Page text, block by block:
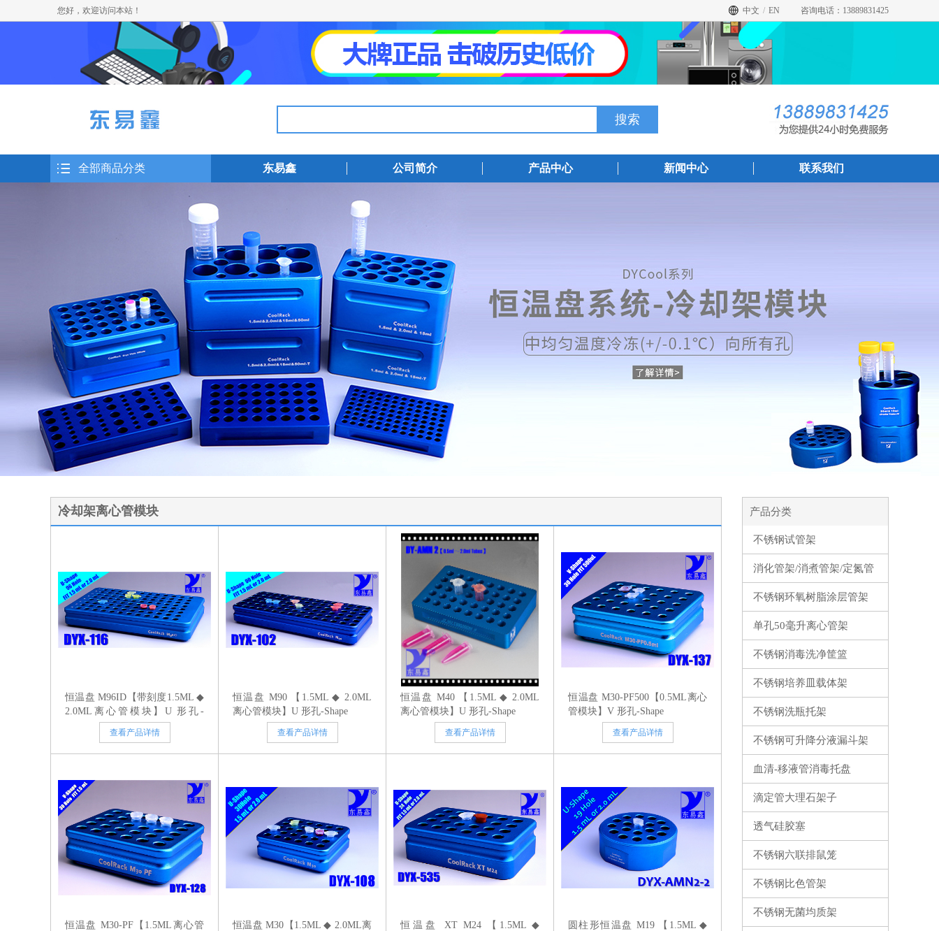
您好，欢迎访问本站！ 中文 / EN 咨询电话：13889831425
全部商品分类 东易鑫 公司简介 产品中心 新闻中心 联系我们
冷却架离心管模块
恒温盘 M96ID【带刻度1.5ML ◆
2.0ML离心管模块】U 形孔-
查看产品详情
恒温盘 M90 【1.5ML ◆ 2.0ML
离心管模块】U 形孔-Shape
查看产品详情
恒温盘 M40 【1.5ML ◆ 2.0ML
离心管模块】U 形孔-Shape
查看产品详情
恒温盘 M30-PF500【0.5ML离心
管模块】V 形孔-Shape
查看产品详情
恒温盘 M30-PF【1.5ML离心管
恒温盘 M30【1.5ML ◆ 2.0ML离
恒温盘 XT M24 【1.5ML ◆
圆柱形恒温盘 M19 【1.5ML ◆
产品分类
不锈钢试管架
消化管架/消煮管架/定氮管
架
不锈钢环氧树脂涂层管架
单孔50毫升离心管架
不锈钢消毒洗净筐篮
不锈钢培养皿载体架
不锈钢洗瓶托架
不锈钢可升降分液漏斗架
血清-移液管消毒托盘
滴定管大理石架子
透气硅胶塞
不锈钢六联排鼠笼
不锈钢比色管架
不锈钢无菌均质架